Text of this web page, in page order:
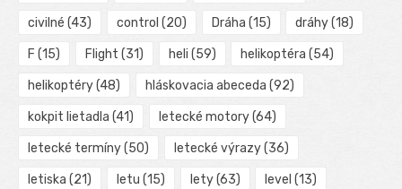
civilné (43) control (20) Dráha (15) dráhy(18)
F (15) Flight (31) heli (59) helikoptéra (54)
helikoptéry(48) hláskovacia abeceda (92)
kokpit lietadla (41) letecké motory(64)
letecké termíny(50) letecké výrazy(36)
letiska (21) letu (15) lety(63) level (13)